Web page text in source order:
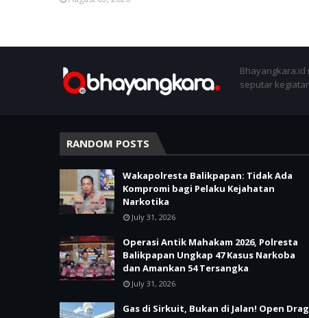
seputar
RANDOM POSTS
Wakapolresta Balikpapan: Tidak Ada
Kompromi bagi Pelaku Kejahatan
Narkotika
July 31, 2026
Operasi Antik Mahakam 2026, Polresta
Balikpapan Ungkap 47 Kasus Narkoba
dan Amankan 54 Tersangka
July 31, 2026
Gas di Sirkuit, Bukan di Jalan! Open Drag